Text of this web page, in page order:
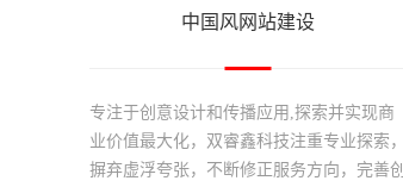
中国风网站建设
专注于创意设计和传播应用,探索并实现商
业价值最大化，双睿鑫科技注重专业探索，
摒弃虚浮夸张，不断修正服务方向，完善创